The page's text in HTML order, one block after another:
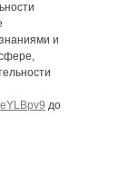
и
до